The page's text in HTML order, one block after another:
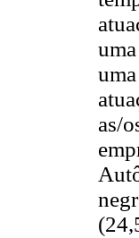
as/